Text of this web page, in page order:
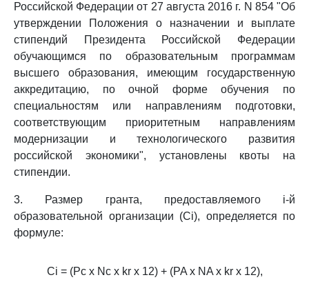
Российской Федерации от 27 августа 2016 г. N 854 "Об
утверждении Положения о назначении и выплате
стипендий Президента Российской Федерации
обучающимся по образовательным программам
высшего образования, имеющим государственную
аккредитацию, по очной форме обучения по
специальностям или направлениям подготовки,
соответствующим приоритетным направлениям
модернизации и технологического развития
российской экономики", установлены квоты на
стипендии.
3. Размер гранта, предоставляемого i-й
образовательной организации (Ci), определяется по
формуле:
Ci = (Pc x Nc x kr x 12) + (PA x NA x kr x 12),